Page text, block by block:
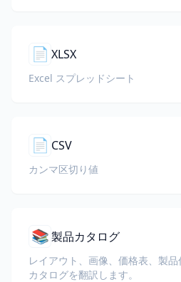
📄 XLSX
Excel スプレッドシート
📄 CSV
カンマ区切り値
📚製品カタログ
レイアウト、画像、価格表、製
カタログを翻訳します。